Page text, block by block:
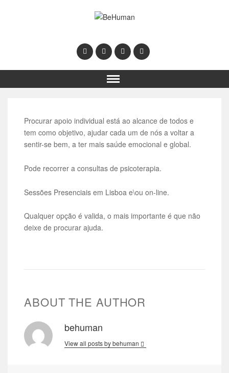
Procurar apoio individual está ao alcance de todos e
tem como objetivo, ajudar cada um de nós a voltar a
sentir-se bem, a ter mais saúde emocional e global.
Pode recorrer a consultas de psicoterapia.
Sessões Presenciais em Lisboa e\ou on-line.
Qualquer opção é valida, o mais importante é que não
deixe de procurar ajuda.
ABOUT THE AUTHOR
behuman
View all posts by behuman